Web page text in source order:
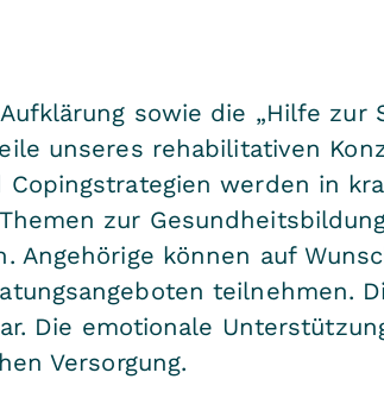
sowie die „Hilfe
unseres rehabilitativen
Copingstrategien werden in
zur
Angehörige können auf
teilnehmen.
Die emotionale
Versorgung.